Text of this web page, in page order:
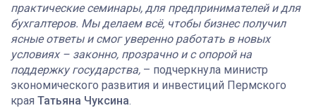
практические семинары, для предпринимателей и для
бухгалтеров. Мы делаем всё, чтобы бизнес получил
ясные ответы и смог уверенно работать в новых
условиях – законно, прозрачно и с опорой на
поддержку государства, – подчеркнула министр
экономического развития и инвестиций Пермского
края Татьяна Чуксина.